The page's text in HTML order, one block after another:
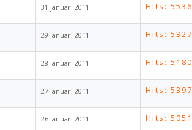
31 januari 2011 Hits: 5536
29 januari 2011 Hits: 5327
28 januari 2011 Hits: 5180
27 januari 2011 Hits: 5397
26 januari 2011 Hits: 5051